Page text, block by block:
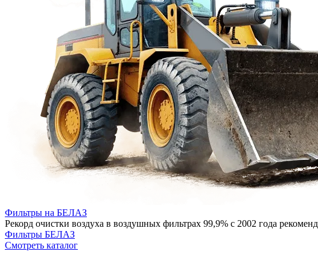
Фильтры на БЕЛАЗ
Рекорд очистки воздуха в воздушных фильтрах 99,9% с 2002 года
Фильтры БЕЛАЗ
Смотреть каталог